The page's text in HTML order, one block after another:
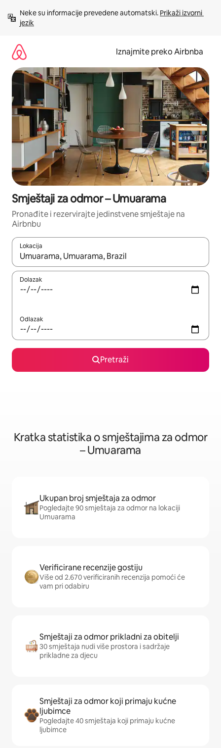
sadržaj
Neke su informacije prevedene automatski. Prikaži izvorni
jezik
Iznajmite preko Airbnba
Smještaji za odmor – Umuarama
Pronađite i rezervirajte jedinstvene smještaje na
Airbnbu
Lokacija
Kada budu dostupni rezultati, moći ćete ih pregledati
Dolazak
Odlazak
Pretraži
Kratka statistika o smještajima za odmor
– Umuarama
Ukupan broj smještaja za odmor
Pogledajte 90 smještaja za odmor na lokaciji
Umuarama
Verificirane recenzije gostiju
Više od 2.670 verificiranih recenzija pomoći će
vam pri odabiru
Smještaji za odmor prikladni za obitelji
30 smještaja nudi više prostora i sadržaje
prikladne za djecu
Smještaji za odmor koji primaju kućne
ljubimce
Pogledajte 40 smještaja koji primaju kućne
ljubimce